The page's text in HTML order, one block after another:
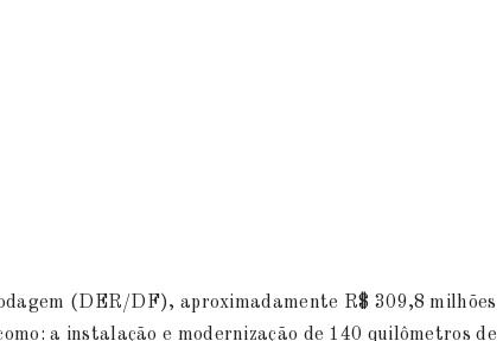
(DER/DF), aproximadamente R$ 309,8 milhões
a instalação e modernização de 140 quilômetros de